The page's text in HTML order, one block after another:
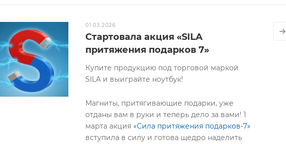
01.03.2026
Стартовала акция «SILA
притяжения подарков 7»
Купите продукцию под торговой маркой
SILA и выиграйте ноутбук!
Магниты, притягивающие подарки, уже
отданы вам в руки и теперь дело за вами! 1
марта акция «Сила притяжения подарков-7»
вступила в силу и готова щедро наделить